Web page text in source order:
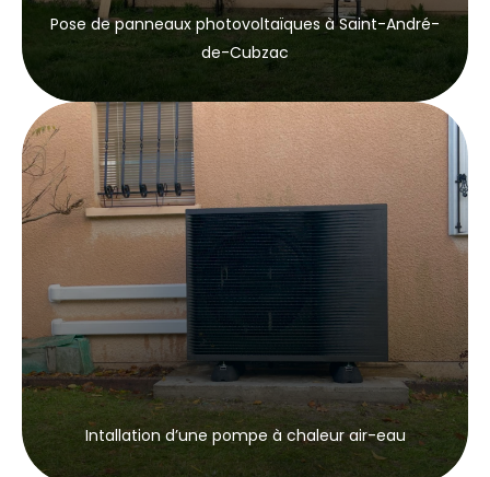
Pose de panneaux photovoltaïques à Saint-André-
de-Cubzac
Intallation d’une pompe à chaleur air-eau